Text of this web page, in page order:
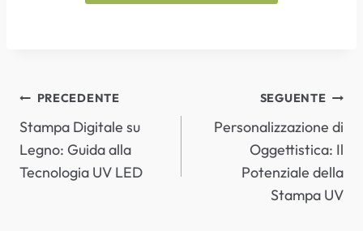
NAVIGAZIONE
ARTICOLI
PRECEDENTE
Stampa Digitale su
Legno: Guida alla
Tecnologia UV LED
SEGUENTE
Personalizzazione di
Oggettistica: Il
Potenziale della
Stampa UV